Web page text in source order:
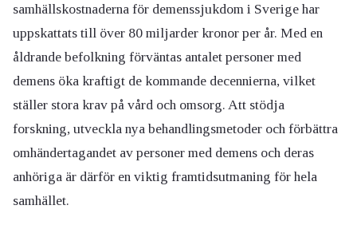
samhällskostnaderna för demenssjukdom i Sverige har
uppskattats till över 80 miljarder kronor per år. Med en
åldrande befolkning förväntas antalet personer med
demens öka kraftigt de kommande decennierna, vilket
ställer stora krav på vård och omsorg. Att stödja
forskning, utveckla nya behandlingsmetoder och förbättra
omhändertagandet av personer med demens och deras
anhöriga är därför en viktig framtidsutmaning för hela
samhället.